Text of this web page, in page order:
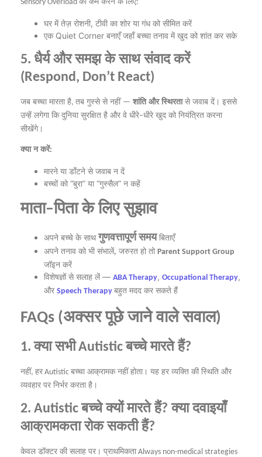
Sensory Overload :
घर में तेज़ रोशनी, टीवी का शोर या गंध को सीमित करें
एकQuiet Corner बनाएँ जहाँ बच्चा तनाव में खुद को शांत कर सके
5. धैर्यऔरसमझकेसाथसंवादकरें
(Respond, Don’t React)
जब बच्चा मारता है, तब गुस्से से नहीं — शांति और स्थिरता से जवाब दें। इससे
उन्हें लगेगा कि दुनिया सुरक्षित है और वे धीरे–धीरे खुद को नियंत्रित करना
सीखेंगे।
क्या न करें:
मारने या डाँटने से जवाब न दें
बच्चों को “बुरा” या “गुस्सैल” न कहें
माता–पिताकेलिएसुझाव
अपने बच्चे के साथ गुणवत्तापूर्णसमय बिताएँ
अपने तनाव को भी संभालें, जरुरत हो तो Parent Support Group
जॉइन करें
विशेषज्ञों से सलाह लें— ABA Therapy, Occupational Therapy,
और Speech Therapy बहुत मदद कर सकते हैं
FAQs (अक्सरपूछेजानेवालेसवाल)
1.क्यासभीAutisticबच्चेमारतेहैं?
नहीं, हर Autistic बच्चा आक्रामक नहीं होता। यह हर व्यक्ति की स्थिति और
व्यवहार पर निर्भर करता है।
2. Autisticबच्चेक्योंमारतेहैं? क्यादवाइयाँ
आक्रामकतारोकसकतीहैं?
केवल डॉक्टर की सलाह पर। प्राथमिकता Always non-medical strategies